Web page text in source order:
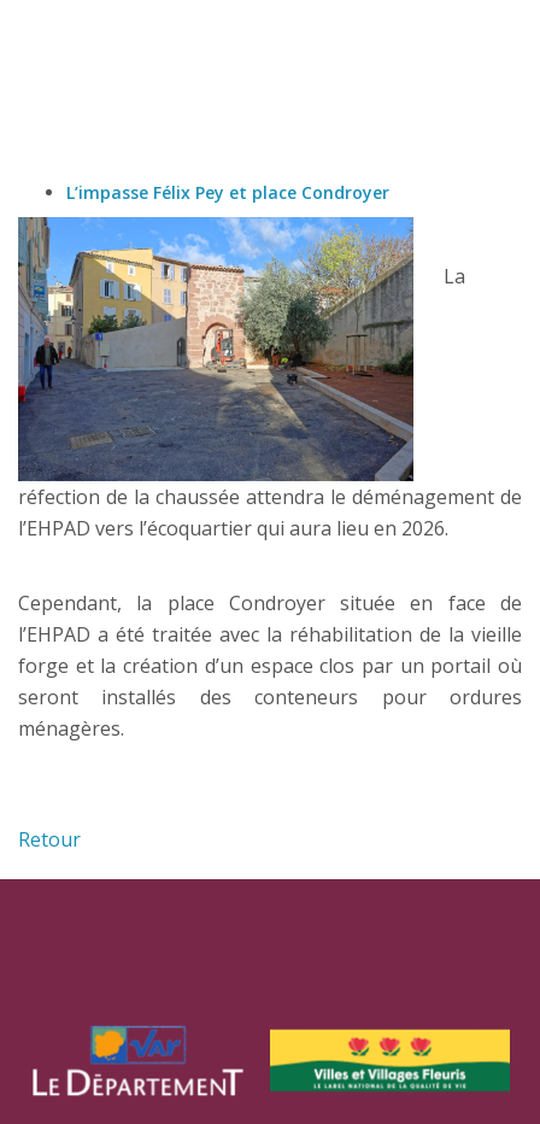
L’impasse Félix Pey et place Condroyer
La
réfection de la chaussée attendra le déménagement de
l’EHPAD vers l’écoquartier qui aura lieu en 2026.
Cependant, la place Condroyer située en face de
l’EHPAD a été traitée avec la réhabilitation de la vieille
forge et la création d’un espace clos par un portail où
seront installés des conteneurs pour ordures
ménagères.
Retour